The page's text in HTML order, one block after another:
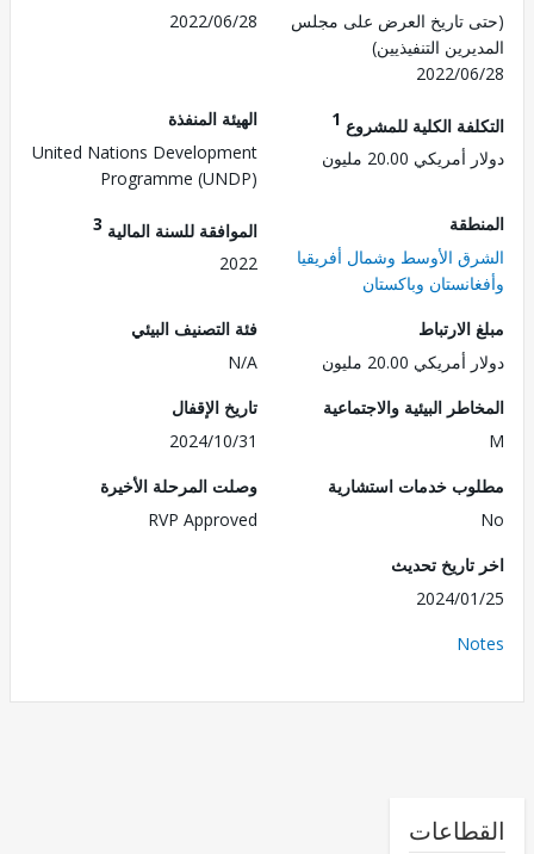
تاريخ العرض على مجلس
التنفيذيين)
2022/
2022/06/28
الكلية للمشروع1
20.00 مليون
الهيئة المنفذة
United Nations Development
Programme (UNDP)
الأوسط وشمال أفريقيا
وباكستان
الموافقة للسنة المالية3
2022
20.00 مليون
فئة التصنيف البيئي
البيئية والاجتماعية
تاريخ الإقفال
2024/10/31
خدمات استشارية
وصلت المرحلة الأخيرة
RVP Approved
تحديث
2024/